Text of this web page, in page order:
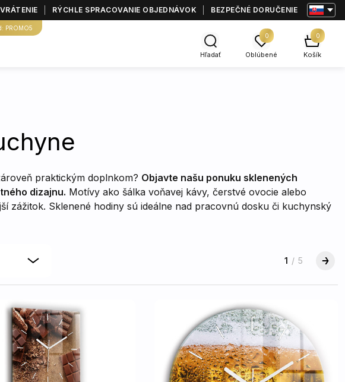
RÝCHLE SPRACOVANIE OBJEDNÁVOK BEZPEČNÉ DORUČENIE
PROMO5
Hľadať
0
Oblúbené
0
Košík
praktickým doplnkom? Objavte našu ponuku sklenených
dizajnu. Motívy ako šálka voňavej kávy, čerstvé ovocie alebo
zážitok. Sklenené hodiny sú ideálne nad pracovnú dosku či kuchynský
1 / 5